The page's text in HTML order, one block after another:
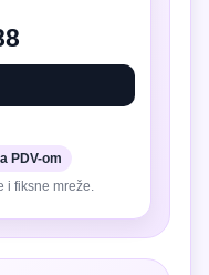
PDV-om
i fiksne mreže.